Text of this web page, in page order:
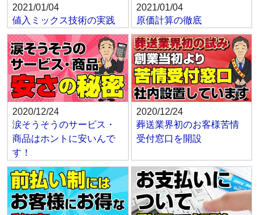
2021/01/04
値入ミックス技術の実践
2021/01/04
原価計算の徹底
2020/12/24
涙そうそうのサービス・
商品はホントに安いんで
す！
2020/12/24
葬送業界初のお客様苦情
受付窓口を開設